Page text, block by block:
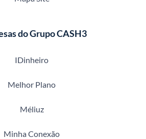
do Grupo CASH3
IDinheiro
Melhor Plano
Méliuz
Minha Conexão